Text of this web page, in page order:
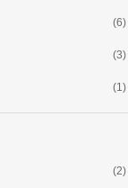
(6)
(3)
(1)
(2)